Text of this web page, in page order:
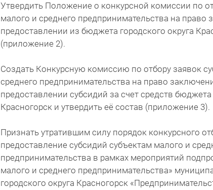
Утвердить Положение о конкурсной комиссии по
малого и среднего предпринимательства на право
предоставлении из бюджета городского округа
(приложение 2).
Создать Конкурсную комиссию по отбору заявок
среднего предпринимательства на право
предоставлении субсидий за счет средств бюджета
Красногорск и утвердить её состав (приложение 3).
Признать утратившим силу порядок конкурсного
предоставление субсидий субъектам малого и
предпринимательства в рамках мероприятий
малого и среднего предпринимательства»
городского округа Красногорск